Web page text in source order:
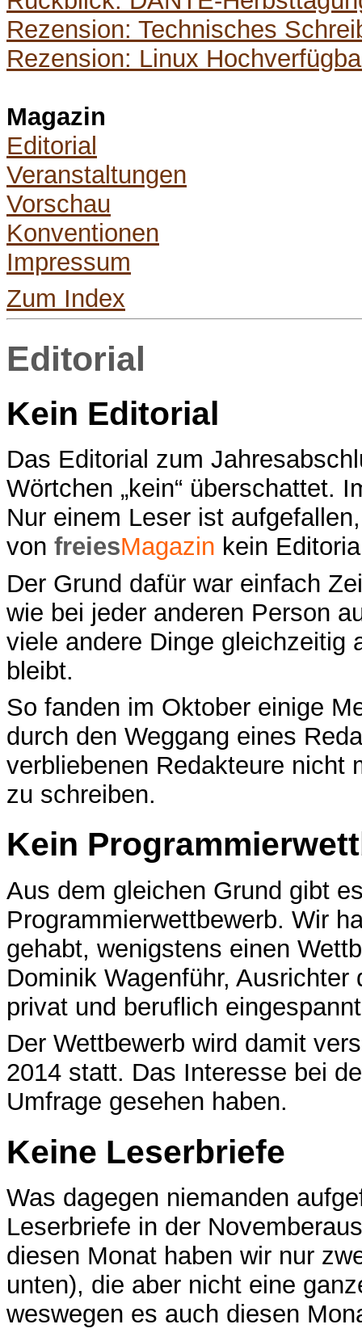
Rezension: Technisches
Rezension: Linux
Magazin
Editorial
Veranstaltungen
Vorschau
Konventionen
Impressum
Zum Index
Editorial
Kein Editorial
Das Editorial zum
Wörtchen „kein“ überschattet.
Nur einem Leser ist
von freiesMagazin kein
Der Grund dafür war einfach
wie bei jeder anderen Person
viele andere Dinge gleichzeitig
bleibt.
So fanden im Oktober einige
durch den Weggang eines
verbliebenen Redakteure nicht
zu schreiben.
Kein
Aus dem gleichen Grund gibt
Programmierwettbewerb. Wir
gehabt, wenigstens einen
Dominik Wagenführ,
privat und beruflich
Der Wettbewerb wird damit
2014 statt. Das Interesse bei
Umfrage gesehen haben.
Keine Leserbriefe
Was dagegen niemanden
Leserbriefe in der
diesen Monat haben wir nur
unten), die aber nicht eine
weswegen es auch diesen